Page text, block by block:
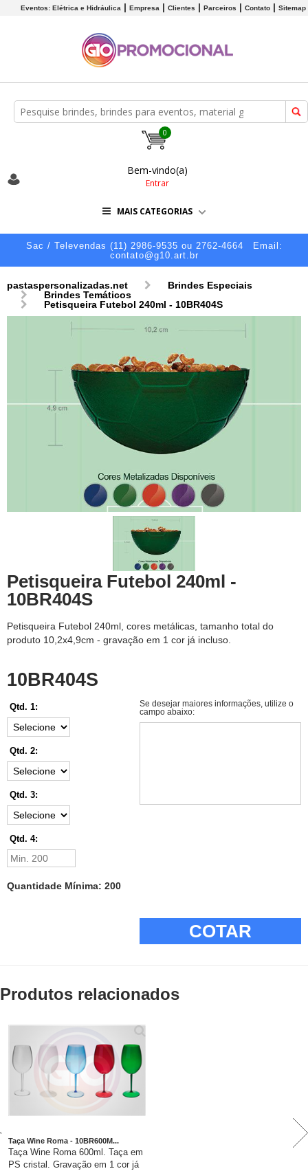
Eventos: Elétrica e Hidráulica Empresa Clientes Parceiros Contato Sitemap
0
Bem-vindo(a)
Entrar
MAIS CATEGORIAS
Sac / Televendas (11) 2986-9535 ou 2762-4664
Email:
contato@g10.art.br
pastaspersonalizadas.net
Brindes Especiais
Brindes Temáticos
Petisqueira Futebol 240ml - 10BR404S
Petisqueira Futebol 240ml -
10BR404S
Petisqueira Futebol 240ml, cores metálicas, tamanho total do
produto 10,2x4,9cm - gravação em 1 cor já incluso.
10BR404S
Qtd. 1:
Qtd. 2:
Qtd. 3:
Qtd. 4:
Quantidade Mínima: 200
Se desejar maiores informações, utilize o
campo abaixo:
COTAR
Produtos relacionados
Taça Wine Roma - 10BR600M...
Taça Wine Roma 600ml. Taça em
PS cristal. Gravação em 1 cor já